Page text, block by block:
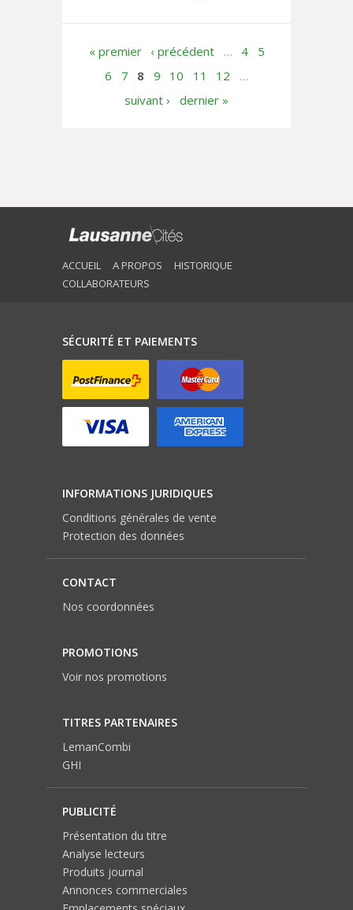
« premier ‹ précédent … 4
5
6
7 8 9 10 11 12
…
suivant ›
dernier »
ACCUEIL A PROPOS
HISTORIQUE
COLLABORATEURS
SÉCURITÉ ET PAIEMENTS
INFORMATIONS JURIDIQUES
Conditions générales de vente
Protection des données
CONTACT
Nos coordonnées
PROMOTIONS
Voir nos promotions
TITRES PARTENAIRES
LemanCombi
GHI
PUBLICITÉ
Présentation du titre
Analyse lecteurs
Produits journal
Annonces commerciales